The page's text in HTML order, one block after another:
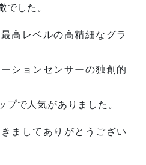
した。
高レベルの高精細なグラ
ションセンサーの独創的
で人気がありました。
ましてありがとうござい